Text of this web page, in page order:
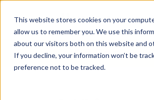
This website stores cookies on your
allow us to remember you. We use this
about our visitors both on this website and
If you decline, your information won’t be
preference not to be tracked.
Vericut은 컴퓨터상에 장비
지금 무료로